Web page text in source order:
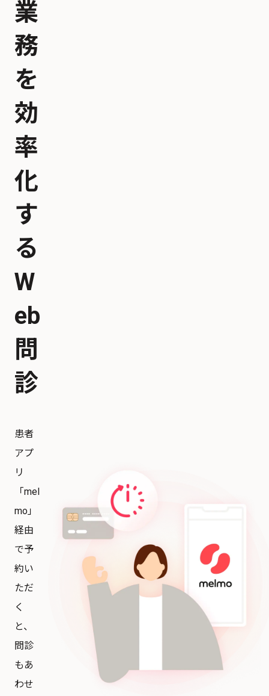
業
務
を
効
率
化
す
る
W
eb
問
診
患者
アプ
リ
「mel
mo」
経由
で予
約い
ただ
く
と、
問診
もあ
わせ